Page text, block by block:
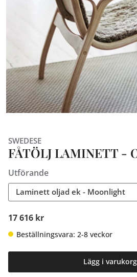
SWEDESE
FÅTÖLJ LAMINETT -
Utförande
Laminett oljad ek - Moonlight
17 616 kr
Beställningsvara: 2-8 veckor
Lägg i